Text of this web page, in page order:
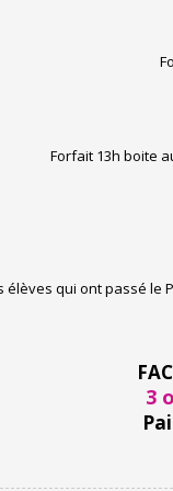
Forfait 13h boite
élèves qui ont passé le
3